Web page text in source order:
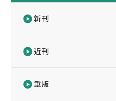
新刊
近刊
重版